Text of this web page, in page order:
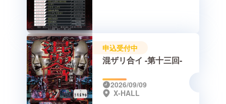
申込受付中
混ザリ合イ -第十三回-
2026/09/09
X-HALL